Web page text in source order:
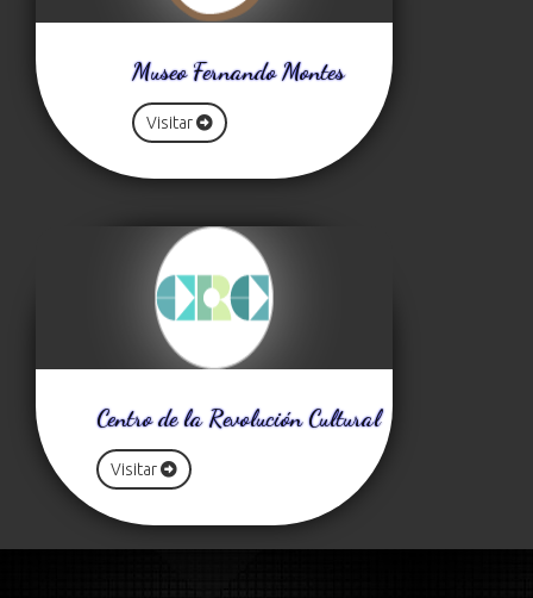
Museo Fernando Montes
Visitar
Centro de la Revolución Cultural
Visitar